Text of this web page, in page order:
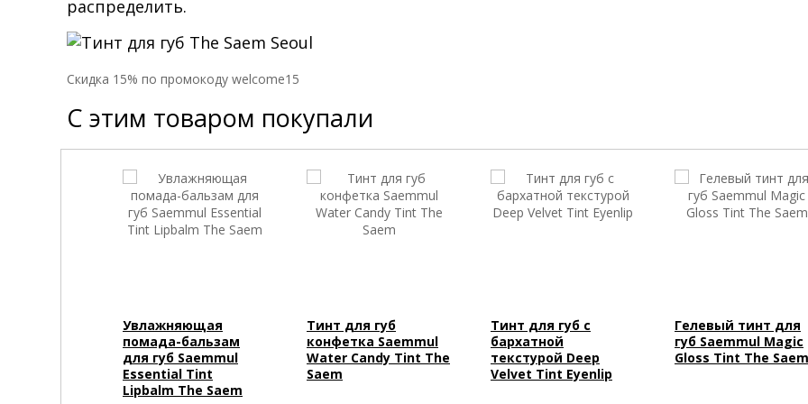
распределить.
Cкидка 15% по промокоду welcome15
С этим товаром покупали
Увлажняющая
помада-бальзам
для губ Saemmul
Essential Tint
Lipbalm The Saem
Тинт для губ
конфетка Saemmul
Water Candy Tint The
Saem
Тинт для губ с
бархатной
текстурой Deep
Velvet Tint Eyenlip
Гелевый тинт для
губ Saemmul Magic
Gloss Tint The Saem